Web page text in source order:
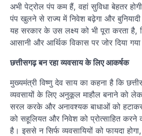
अभी पेट्रोल पंप कम हैं, वहां सुविधा बेहतर
पंप खुलने से राज्य में निवेश बढ़ेगा और बुनियादी
यह सरकार के उस लक्ष्य को भी पूरा करता है,
आसानी और आर्थिक विकास पर जोर दिया
छत्तीसगढ़ बन रहा व्यवसाय के लिए आकर्षक
मुख्यमंत्री विष्णु देव साय का कहना है कि
व्यवसायों के लिए अनुकूल माहौल बनाने को
सरल करके और अनावश्यक बाधाओं को हटाकर
को सहूलियत और निवेश को प्रोत्साहित करने
है। इससे न सिर्फ व्यवसायियों को फायदा